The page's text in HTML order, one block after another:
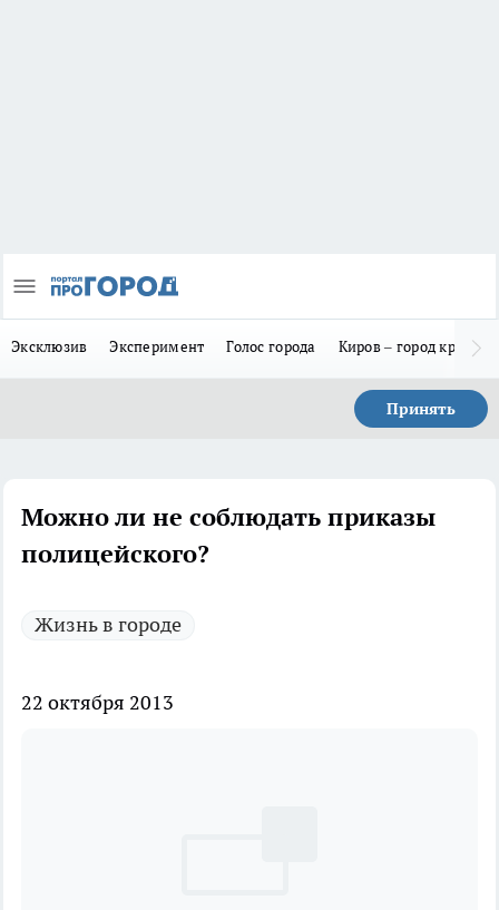
Эксклюзив Эксперимент Голос города Киров – город
Принять
Можно ли не соблюдать приказы
полицейского?
Жизнь в городе
22 октября 2013